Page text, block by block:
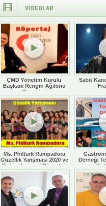
VİDEOLAR
ÇMD Yönetim Kurulu
Başkanı Rengin Ağılönü
Röportajı
Sabit
Ms. Philturk Rampadora
Güzellik Yarışması 2020 ve
Rohan Legaspi Röportajı
Derneği